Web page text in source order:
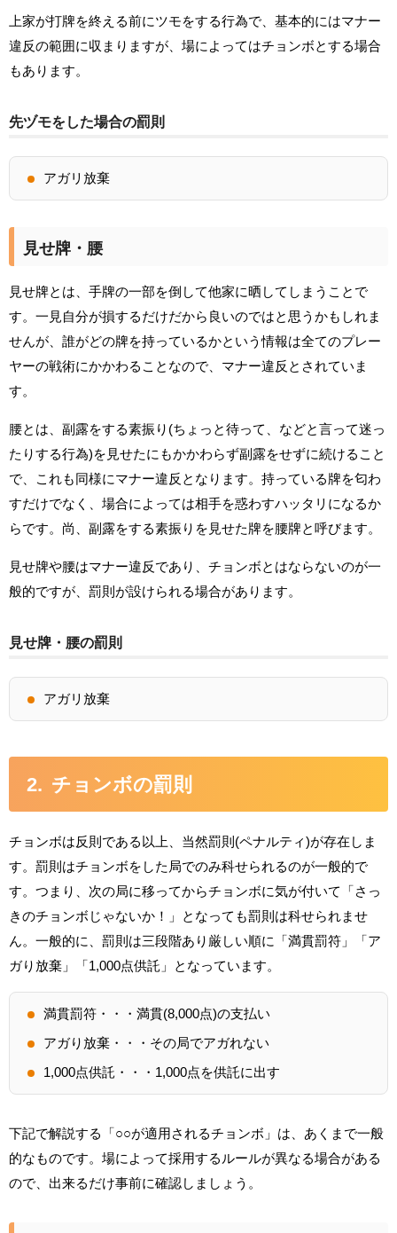
上家が打牌を終える前にツモをする行為で、基本的にはマナー
違反の範囲に収まりますが、場によってはチョンボとする場合
もあります。
先ヅモをした場合の罰則
アガリ放棄
見せ牌・腰
見せ牌とは、手牌の一部を倒して他家に晒してしまうことで
す。一見自分が損するだけだから良いのではと思うかもしれま
せんが、誰がどの牌を持っているかという情報は全てのプレー
ヤーの戦術にかかわることなので、マナー違反とされていま
す。
腰とは、副露をする素振り(ちょっと待って、などと言って迷っ
たりする行為)を見せたにもかかわらず副露をせずに続けること
で、これも同様にマナー違反となります。持っている牌を匂わ
すだけでなく、場合によっては相手を惑わすハッタリになるか
らです。尚、副露をする素振りを見せた牌を腰牌と呼びます。
見せ牌や腰はマナー違反であり、チョンボとはならないのが一
般的ですが、罰則が設けられる場合があります。
見せ牌・腰の罰則
アガリ放棄
チョンボの罰則
チョンボは反則である以上、当然罰則(ペナルティ)が存在しま
す。罰則はチョンボをした局でのみ科せられるのが一般的で
す。つまり、次の局に移ってからチョンボに気が付いて「さっ
きのチョンボじゃないか！」となっても罰則は科せられませ
ん。一般的に、罰則は三段階あり厳しい順に「満貫罰符」「ア
ガり放棄」「1,000点供託」となっています。
満貫罰符・・・満貫(8,000点)の支払い
アガり放棄・・・その局でアガれない
1,000点供託・・・1,000点を供託に出す
下記で解説する「○○が適用されるチョンボ」は、あくまで一般
的なものです。場によって採用するルールが異なる場合がある
ので、出来るだけ事前に確認しましょう。